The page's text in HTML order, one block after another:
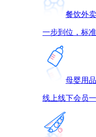
餐饮外卖
一步到位，标
母婴用品
线上线下会员